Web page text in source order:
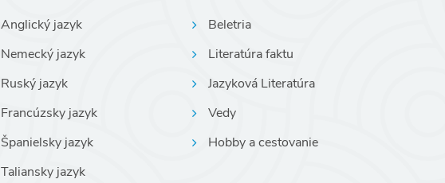
Anglický jazyk
Nemecký jazyk
Ruský jazyk
Francúzsky jazyk
Španielsky jazyk
Taliansky jazyk
Beletria
Literatúra faktu
Jazyková Literatúra
Vedy
Hobby a cestovanie